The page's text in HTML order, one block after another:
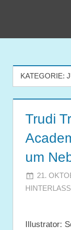
books
KATEGORIE:
Trudi
um
21.
Illustrator: